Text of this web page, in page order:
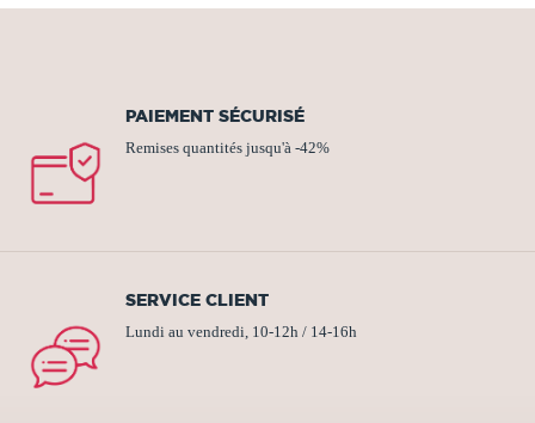
PAIEMENT SÉCURISÉ
Remises quantités jusqu'à -42%
SERVICE CLIENT
Lundi au vendredi, 10-12h / 14-16h